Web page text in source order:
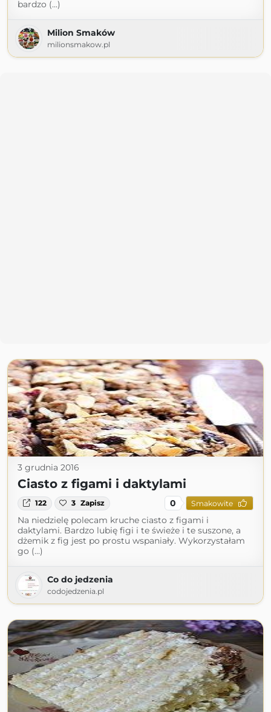
bardzo (...)
Milion Smaków
milionsmakow.pl
3 grudnia 2016
Ciasto z figami i daktylami
122 3 Zapisz 0 Smakowite
Na niedzielę polecam kruche ciasto z figami i
daktylami. Bardzo lubię figi i te świeże i te suszone, a
dżemik z fig jest po prostu wspaniały. Wykorzystałam
go (...)
Co do jedzenia
codojedzenia.pl